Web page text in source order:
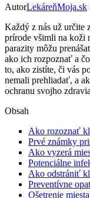
AutorLekáreňMoja.sk
Každý z nás ‌už určite
prírode všimli na koži⁣
parazity môžu
ako ich rozpoznať a
to, ako zistíte, či vás
nemali‍ prehliadať, a
ochranu‍ svojho
Obsah
Ako rozoznať
Prvé známky
Ako vyzerá
Potenciálne
Ako odstrániť⁣
Preventívne
Ošetrenie